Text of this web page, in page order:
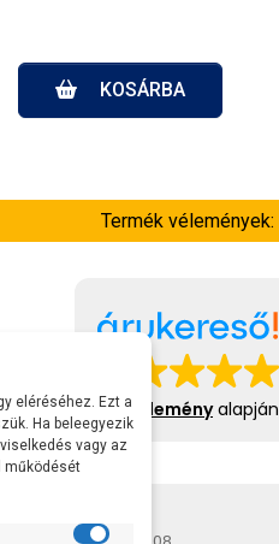
KOSÁRBA
Termék vélemények:
413 véleményalapján
Gábor
eléréséhez. Ezt a
Ha beleegyezik
vagy az
működését